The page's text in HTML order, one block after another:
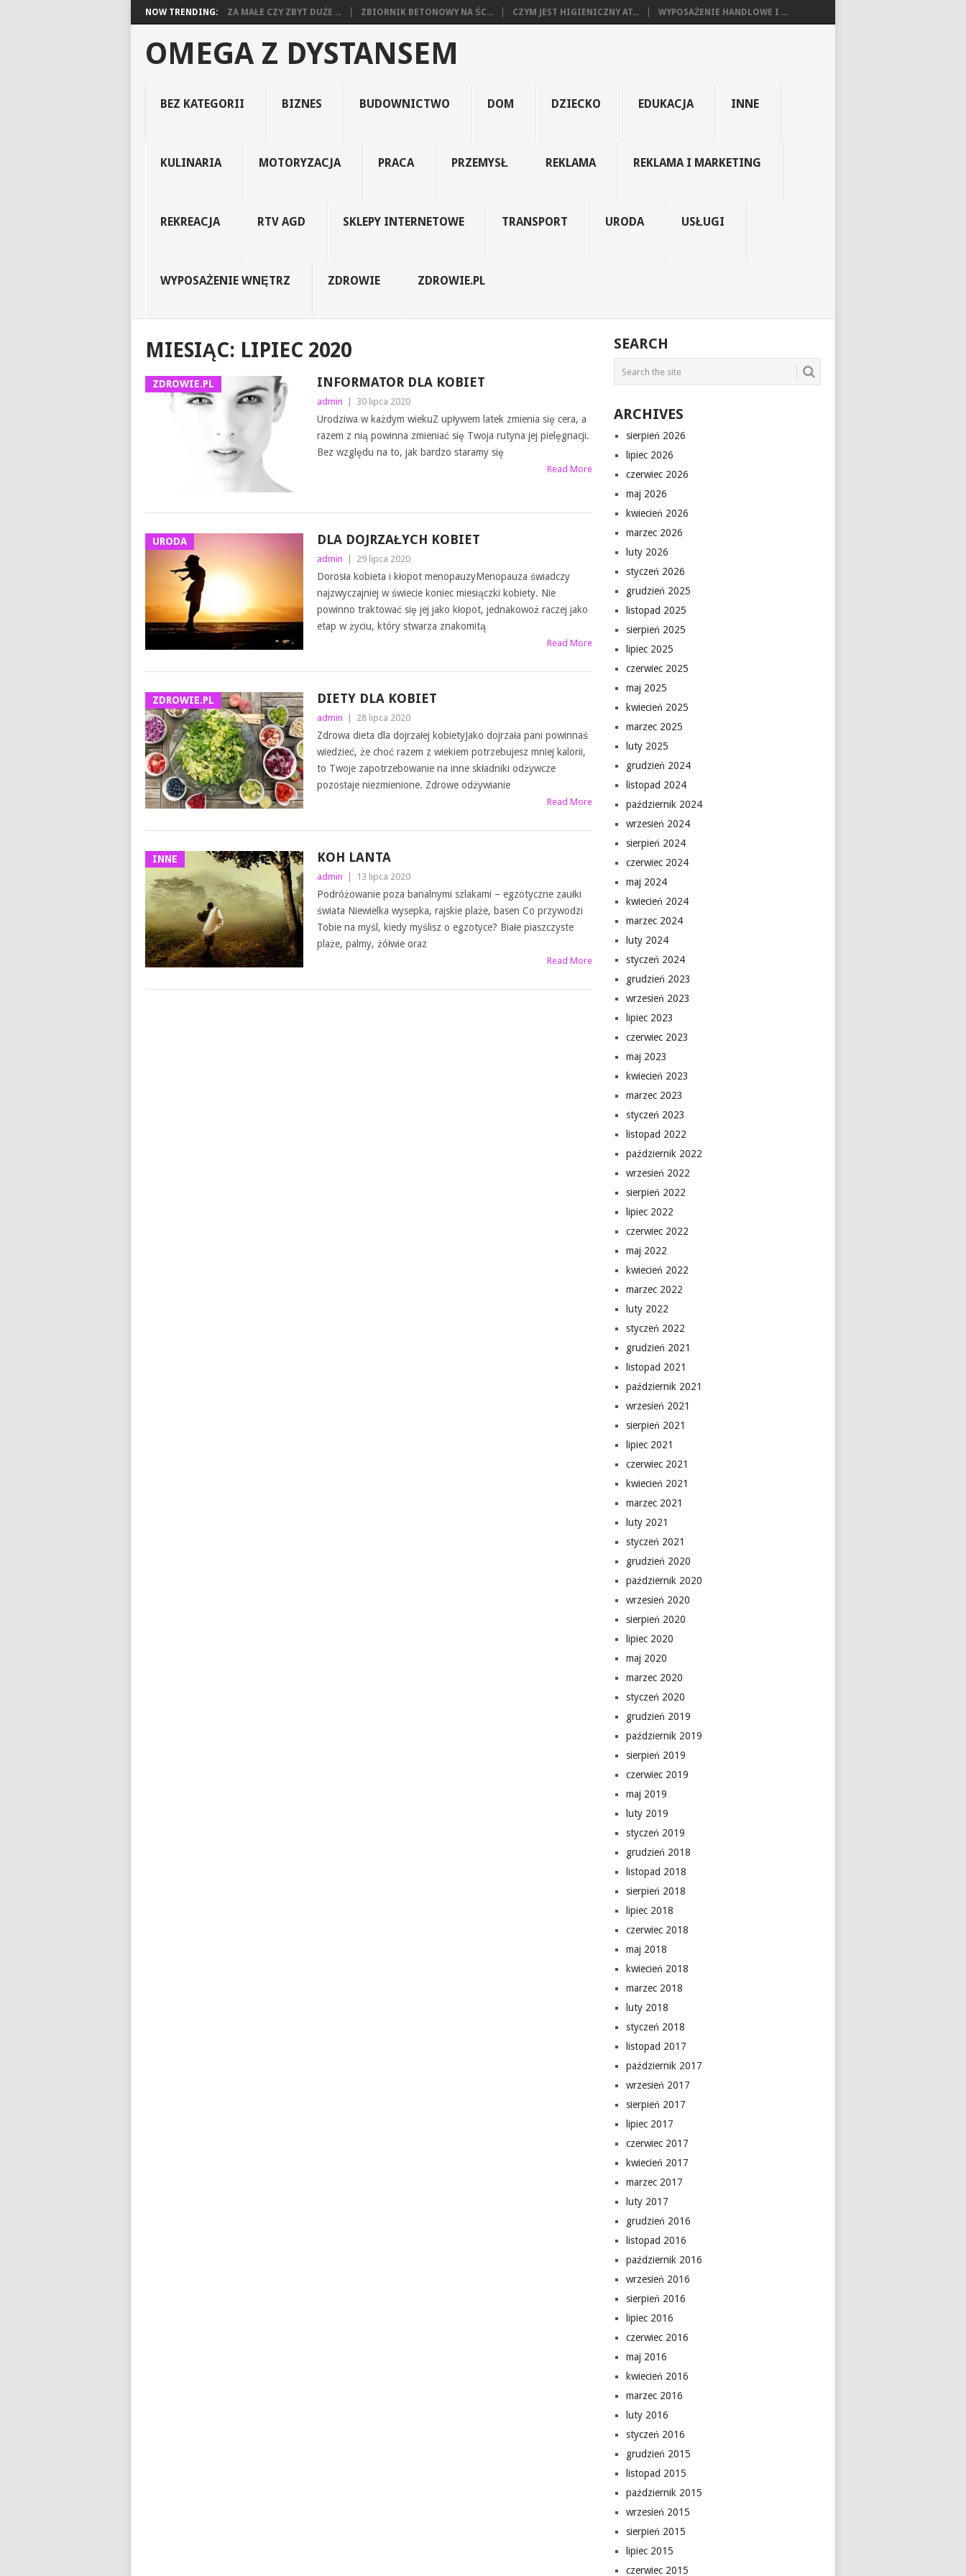
NOW TRENDING: ZA MAŁE CZY ZBYT DUŻE ... ZBIORNIK BETONOWY NA ŚC... CZYM JEST HIGIENICZNY AT... WYPOSAŻENIE HANDLOWE I ...
OMEGA Z DYSTANSEM
BEZ KATEGORII BIZNES BUDOWNICTWO DOM DZIECKO EDUKACJA INNE
KULINARIA MOTORYZACJA PRACA PRZEMYSŁ REKLAMA REKLAMA I MARKETING
REKREACJA RTV AGD SKLEPY INTERNETOWE TRANSPORT URODA USŁUGI
WYPOSAŻENIE WNĘTRZ ZDROWIE ZDROWIE.PL
MIESIĄC: LIPIEC 2020
ZDROWIE.PL INFORMATOR DLA KOBIET
admin 30 lipca 2020
Urodziwa w każdym wiekuZ upływem latek zmienia się cera, a
razem z nią powinna zmieniać się Twoja rutyna jej pielęgnacji.
Bez względu na to, jak bardzo staramy się
Read More
URODA DLA DOJRZAŁYCH KOBIET
admin 29 lipca 2020
Dorosła kobieta i kłopot menopauzyMenopauza świadczy
najzwyczajniej w świecie koniec miesiączki kobiety. Nie
powinno traktować się jej jako kłopot, jednakowoż raczej jako
etap w życiu, który stwarza znakomitą
Read More
ZDROWIE.PL DIETY DLA KOBIET
admin 28 lipca 2020
Zdrowa dieta dla dojrzałej kobietyJako dojrzała pani powinnaś
wiedzieć, że choć razem z wiekiem potrzebujesz mniej kalorii,
to Twoje zapotrzebowanie na inne składniki odżywcze
pozostaje niezmienione. Zdrowe odżywianie
Read More
INNE KOH LANTA
admin 13 lipca 2020
Podróżowanie poza banalnymi szlakami – egzotyczne zaułki
świata Niewielka wysepka, rajskie plaże, basen Co przywodzi
Tobie na myśl, kiedy myślisz o egzotyce? Białe piaszczyste
plaże, palmy, żółwie oraz
Read More
SEARCH
ARCHIVES
sierpień 2026
lipiec 2026
czerwiec 2026
maj 2026
kwiecień 2026
marzec 2026
luty 2026
styczeń 2026
grudzień 2025
listopad 2025
sierpień 2025
lipiec 2025
czerwiec 2025
maj 2025
kwiecień 2025
marzec 2025
luty 2025
grudzień 2024
listopad 2024
październik 2024
wrzesień 2024
sierpień 2024
czerwiec 2024
maj 2024
kwiecień 2024
marzec 2024
luty 2024
styczeń 2024
grudzień 2023
wrzesień 2023
lipiec 2023
czerwiec 2023
maj 2023
kwiecień 2023
marzec 2023
styczeń 2023
listopad 2022
październik 2022
wrzesień 2022
sierpień 2022
lipiec 2022
czerwiec 2022
maj 2022
kwiecień 2022
marzec 2022
luty 2022
styczeń 2022
grudzień 2021
listopad 2021
październik 2021
wrzesień 2021
sierpień 2021
lipiec 2021
czerwiec 2021
kwiecień 2021
marzec 2021
luty 2021
styczeń 2021
grudzień 2020
październik 2020
wrzesień 2020
sierpień 2020
lipiec 2020
maj 2020
marzec 2020
styczeń 2020
grudzień 2019
październik 2019
sierpień 2019
czerwiec 2019
maj 2019
luty 2019
styczeń 2019
grudzień 2018
listopad 2018
sierpień 2018
lipiec 2018
czerwiec 2018
maj 2018
kwiecień 2018
marzec 2018
luty 2018
styczeń 2018
listopad 2017
październik 2017
wrzesień 2017
sierpień 2017
lipiec 2017
czerwiec 2017
kwiecień 2017
marzec 2017
luty 2017
grudzień 2016
listopad 2016
październik 2016
wrzesień 2016
sierpień 2016
lipiec 2016
czerwiec 2016
maj 2016
kwiecień 2016
marzec 2016
luty 2016
styczeń 2016
grudzień 2015
listopad 2015
październik 2015
wrzesień 2015
sierpień 2015
lipiec 2015
czerwiec 2015